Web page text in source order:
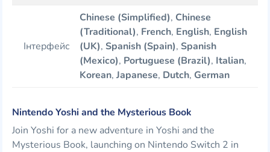
Інтерфейс
Chinese (Simplified), Chinese
(Traditional), French, English, English
(UK), Spanish (Spain), Spanish
(Mexico), Portuguese (Brazil), Italian,
Korean, Japanese, Dutch, German
Nintendo Yoshi and the Mysterious Book
Join Yoshi for a new adventure in Yoshi and the
Mysterious Book, launching on Nintendo Switch 2 in